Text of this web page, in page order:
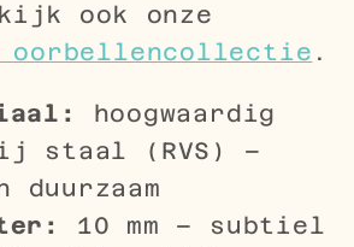
ook onze
oorbellencollectie .
hoogwaardig
staal (RVS) –
duurzaam
10 mm – subtiel